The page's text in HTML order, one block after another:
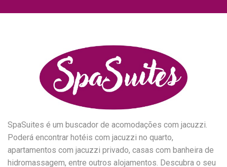
SpaSuites é um buscador de acomodações com jacuzzi.
Poderá encontrar hotéis com jacuzzi no quarto,
apartamentos com jacuzzi privado, casas com banheira de
hidromassagem, entre outros alojamentos. Descubra o seu